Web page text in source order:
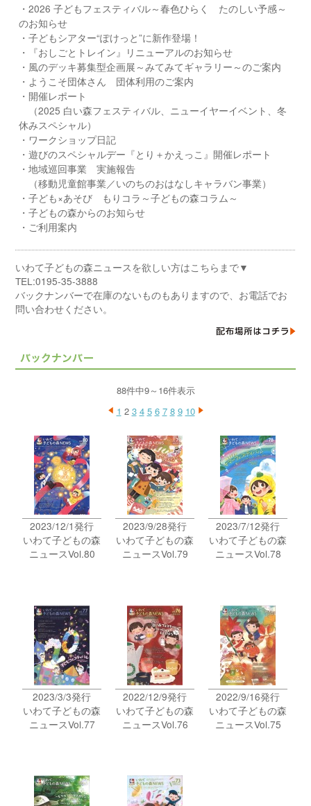
・2026 子どもフェスティバル～春色ひらく たのしい予感～
のお知らせ
・子どもシアター“ぽけっと”に新作登場！
・『おしごとトレイン』リニューアルのお知らせ
・風のデッキ募集型企画展～みてみてギャラリー～のご案内
・ようこそ団体さん 団体利用のご案内
・開催レポート
（2025 白い森フェスティバル、ニューイヤーイベント、冬
休みスペシャル）
・ワークショップ日記
・遊びのスペシャルデー『とり＋かえっこ』開催レポート
・地域巡回事業 実施報告
（移動児童館事業／いのちのおはなしキャラバン事業）
・子ども×あそび もりコラ～子どもの森コラム～
・子どもの森からのお知らせ
・ご利用案内
いわて子どもの森ニュースを欲しい方はこちらまで▼
TEL:0195-35-3888
バックナンバーで在庫のないものもありますので、お電話でお
問い合わせください。
88件中9～16件表示
1 2 3 4 5 6 7 8 9 10
2023/12/1発行
いわて子どもの森
ニュースVol.80
2023/9/28発行
いわて子どもの森
ニュースVol.79
2023/7/12発行
いわて子どもの森
ニュースVol.78
2023/3/3発行
いわて子どもの森
ニュースVol.77
2022/12/9発行
いわて子どもの森
ニュースVol.76
2022/9/16発行
いわて子どもの森
ニュースVol.75